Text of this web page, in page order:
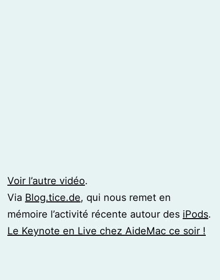
Voir l’autre vidéo.
Via Blog.tice.de, qui nous remet en
mémoire l’activité récente autour des iPods.
Le Keynote en Live chez AideMac ce soir !